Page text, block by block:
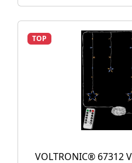
TOP
VOLTRONIC® 67312